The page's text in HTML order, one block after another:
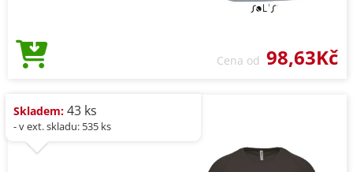
Cena od 98,63Kč
Skladem: 43 ks
- v ext. skladu: 535 ks